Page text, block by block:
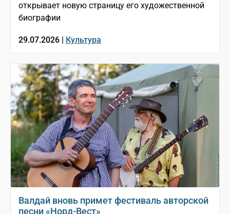
открывает новую страницу его художественной
биографии
29.07.2026 | Культура
Валдай вновь примет фестиваль авторской
песни «Норд-Вест»